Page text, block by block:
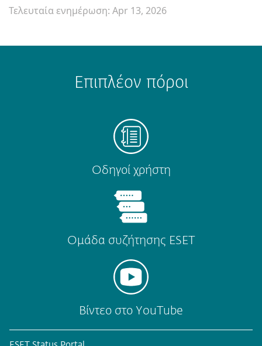
Τελευταία ενημέρωση: Apr 13, 2026
Επιπλέον πόροι
Οδηγοί χρήστη
Ομάδα συζήτησης ESET
Βίντεο στο YouTube